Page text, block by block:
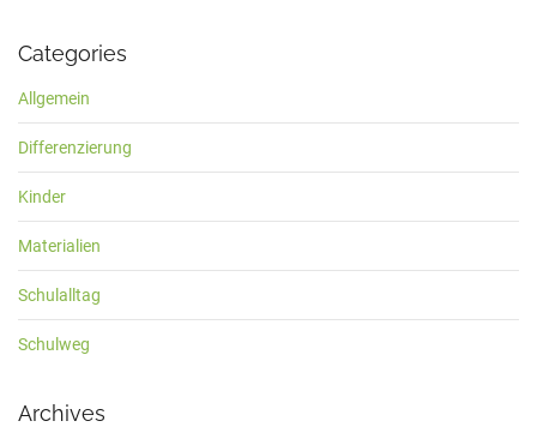
Categories
Allgemein
Differenzierung
Kinder
Materialien
Schulalltag
Schulweg
Archives